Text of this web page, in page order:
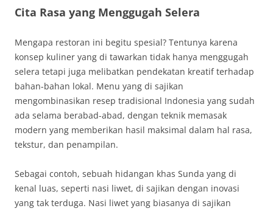
Cita Rasa yang Menggugah Selera
Mengapa restoran ini begitu spesial? Tentunya karena
konsep kuliner yang di tawarkan tidak hanya menggugah
selera tetapi juga melibatkan pendekatan kreatif terhadap
bahan-bahan lokal. Menu yang di sajikan
mengombinasikan resep tradisional Indonesia yang sudah
ada selama berabad-abad, dengan teknik memasak
modern yang memberikan hasil maksimal dalam hal rasa,
tekstur, dan penampilan.
Sebagai contoh, sebuah hidangan khas Sunda yang di
kenal luas, seperti nasi liwet, di sajikan dengan inovasi
yang tak terduga. Nasi liwet yang biasanya di sajikan